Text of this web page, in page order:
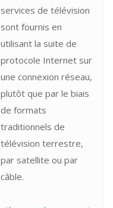
services de télévision
sont fournis en
utilisant la suite de
protocole Internet sur
une connexion réseau,
plutôt que par le biais
de formats
traditionnels de
télévision terrestre,
par satellite ou par
câble.